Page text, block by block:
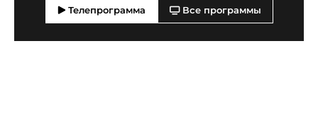
Телепрограмма Все программы